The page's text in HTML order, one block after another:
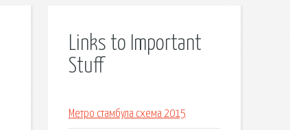
Links to Important
Stuff
Метро стамбула схема 2015